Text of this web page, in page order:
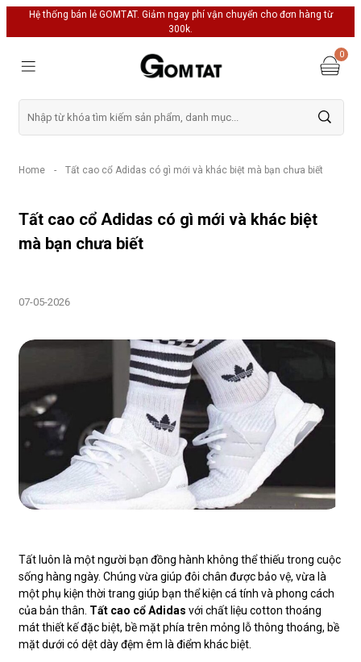
Hệ thống bán lẻ GOMTAT. Giảm ngay phí vận chuyển cho đơn hàng từ
300k.
0
Home - Tất cao cổ Adidas có gì mới và khác biệt mà bạn chưa biết
Tất cao cổ Adidas có gì mới và khác biệt
mà bạn chưa biết
07-05-2026
Tất luôn là một người bạn đồng hành không thể thiếu trong cuộc
sống hàng ngày. Chúng vừa giúp đôi chân được bảo vệ, vừa là
một phụ kiện thời trang giúp bạn thể kiện cá tính và phong cách
của bản thân. Tất cao cổ Adidas với chất liệu cotton thoáng
mát thiết kế đặc biệt, bề mặt phía trên mỏng lỗ thông thoáng, bề
mặt dưới có dệt dày đệm êm là điểm khác biệt.